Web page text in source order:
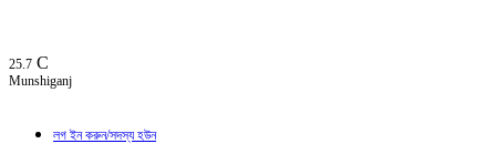
25.7 C
Munshiganj
লগ ইন করুন/সদস্য হউন